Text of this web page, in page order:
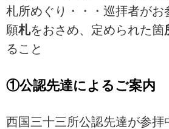
札所めぐり・・・巡拝者がお
願札をおさめ、定められた箇
ること
①公認先達によるご案内
西国三十三所公認先達が参拝